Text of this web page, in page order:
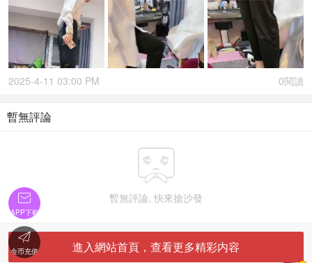
0閱讀
2025-4-11 03:00 PM
暫無評論

暫無評論, 快來搶沙發
進入網站首頁，查看更多精彩内容

APP下載

金币充值